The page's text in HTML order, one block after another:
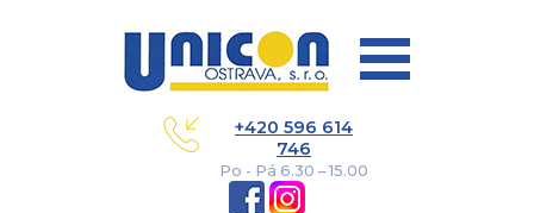
+420 596 614
746
Po - Pá 6.30 – 15.00